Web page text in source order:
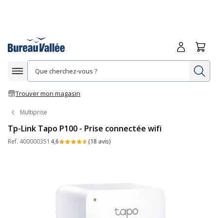
Afficher la navigation
Trouver mon magasin
Me
Multiprise
Tp-Link Tapo P100 - Prise connectée wifi
Ref. 400000351 4,6 (18 avis)